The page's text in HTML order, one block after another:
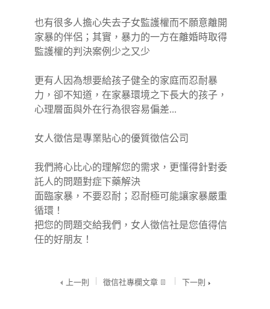
也有很多人擔心失去子女監護權而不願意離開
家暴的伴侶；其實，暴力的一方在離婚時取得
監護權的判決案例少之又少
更有人因為想要給孩子健全的家庭而忍耐暴
力，卻不知道，在家暴環境之下長大的孩子，
心理層面與外在行為很容易偏差...
女人徵信是專業貼心的優質徵信公司
我們將心比心的理解您的需求，更懂得針對委
託人的問題對症下藥解決
面臨家暴，不要忍耐；忍耐極可能讓家暴嚴重
循環！
把您的問題交給我們，女人徵信社是您值得信
任的好朋友！
上一則 徵信社專欄文章 下一則